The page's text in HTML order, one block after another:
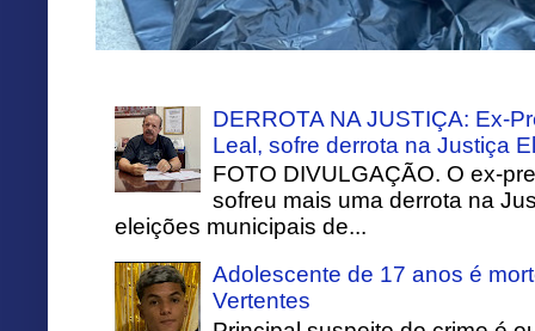
DERROTA NA JUSTIÇA: Ex-
Leal, sofre derrota na Justiça
FOTO DIVULGAÇÃO. O ex-
sofreu mais uma derrota na
eleições municipais de...
Adolescente de 17 anos é
Vertentes